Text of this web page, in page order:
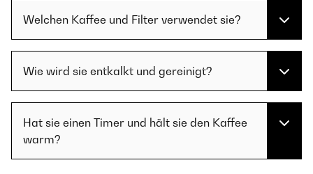
Welchen Kaffee und Filter verwendet sie?
Wie wird sie entkalkt und gereinigt?
Hat sie einen Timer und hält sie den Kaffee
warm?